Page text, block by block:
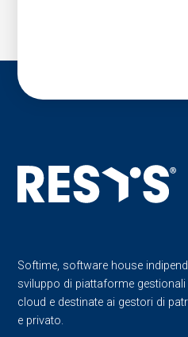
Softime, software house
sviluppo di piattaforme
cloud e destinate ai gestori di
e privato.